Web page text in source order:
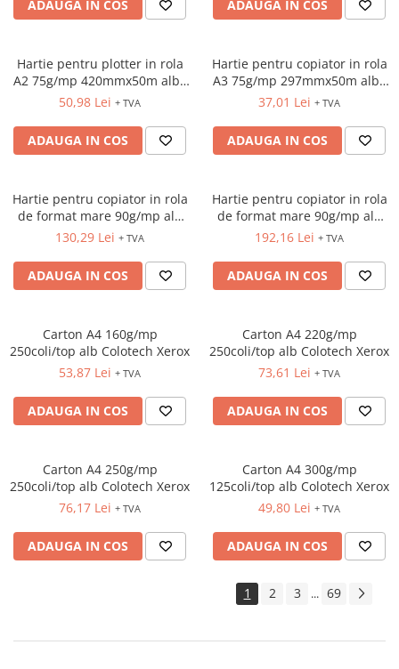
PREZENTARE
TABLE DE CONFERINTA
VIDEOPROIECTOARE
ECRANE DE PROTECTIE SI
ACCESORII PENTRU TABLE SI
ECUSOANE
TEHNICA DE BIROU
ADAUGA IN COS ADAUGA IN COS
Hartie pentru plotter in rola
A2 75g/mp 420mmx50m alba
Xerox
50,98 Lei + TVA
ADAUGA IN COS
Hartie pentru copiator in rola
A3 75g/mp 297mmx50m alba
Xerox
37,01 Lei + TVA
ADAUGA IN COS
Hartie pentru copiator in rola
de format mare 90g/mp alb
mat HP Bright White C6035A
130,29 Lei + TVA
ADAUGA IN COS
Hartie pentru copiator in rola
de format mare 90g/mp alb
mat HP Bright White C6036A
192,16 Lei + TVA
ADAUGA IN COS
Carton A4 160g/mp
250coli/top alb Colotech Xerox
53,87 Lei + TVA
ADAUGA IN COS
Carton A4 220g/mp
250coli/top alb Colotech Xerox
73,61 Lei + TVA
ADAUGA IN COS
Carton A4 250g/mp
250coli/top alb Colotech Xerox
76,17 Lei + TVA
ADAUGA IN COS
Carton A4 300g/mp
125coli/top alb Colotech Xerox
49,80 Lei + TVA
ADAUGA IN COS
1 2 3 ... 69